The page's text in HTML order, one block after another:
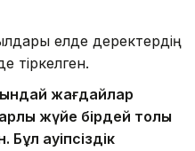
елде деректердің
тіркелген.
жағдайлар
жүйе бірдей толық
қауіпсіздік